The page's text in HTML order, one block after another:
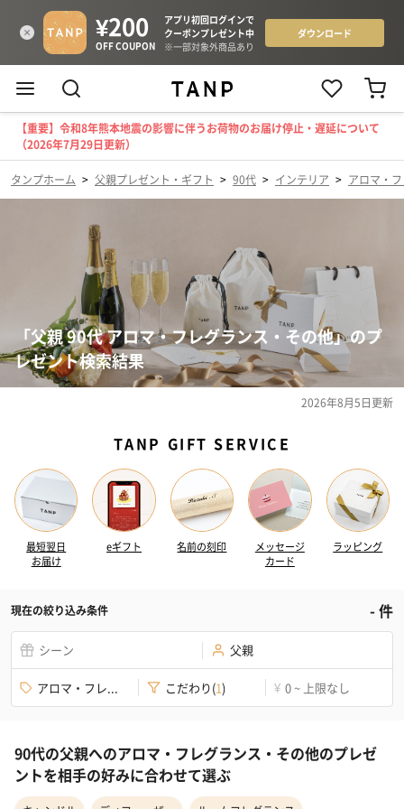
【重要】令和8年熊本地震の影響に伴うお荷物のお届け停止・遅延について
（2026年7月29日更新）
タンプホーム > 父親プレゼント・ギフト > 90代 > インテリア > アロマ・
「父親 90代 アロマ・フレグランス・その他」のプ
レゼント検索結果
2026年8月5日更新
TANP GIFT SERVICE
最短翌日
お届け
eギフト 名前の刻印
メッセージ
カード
ラッピング
現在の絞り込み条件 -件
シーン 父親
アロマ・フレ... こだわり(1) ¥ 0 ~ 上限なし
90代の父親へのアロマ・フレグランス・その他のプレゼ
ントを相手の好みに合わせて選ぶ